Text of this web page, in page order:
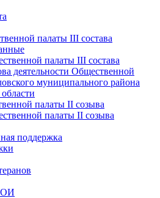
палаты III состава
палаты III состава
деятельности Общественной
муниципального района
палаты II созыва
палаты II созыва
поддержка